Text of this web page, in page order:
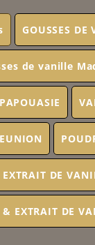
GOUSSES DE
de vanille
EXTRAIT DE
EXTRAIT DE